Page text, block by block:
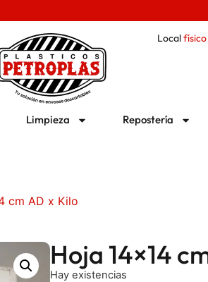
Localfísico
Limpieza Repostería
cm AD x Kilo
Hoja 14×14
Hay existencias